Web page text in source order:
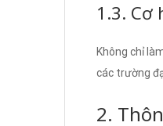
1.3. Cơ
Không chỉ
các trường
2.